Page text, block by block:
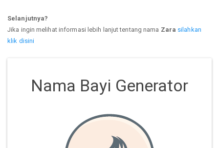
Selanjutnya?
Jika ingin melihat informasi lebih lanjut tentang nama Zara silahkan
klik disini
Nama Bayi Generator